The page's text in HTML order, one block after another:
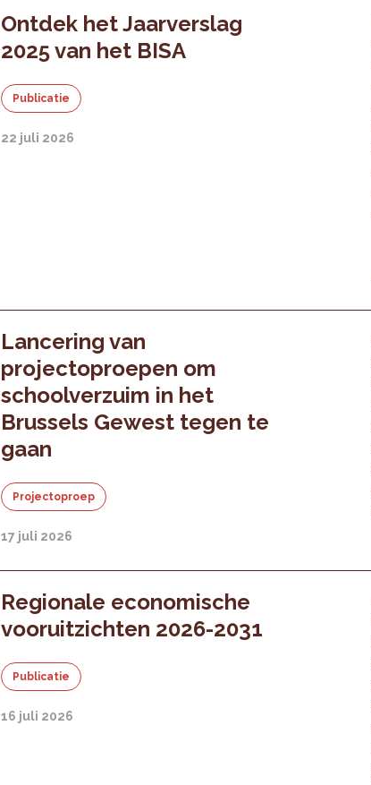
Ontdek het Jaarverslag
2025 van het BISA
Publicatie
22 juli 2026
Lancering van
projectoproepen om
schoolverzuim in het
Brussels Gewest tegen te
gaan
Projectoproep
17 juli 2026
Regionale economische
vooruitzichten 2026-2031
Publicatie
16 juli 2026